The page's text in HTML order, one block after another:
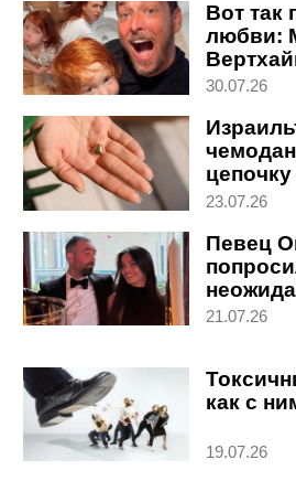
Вот так
любви:
30.07.26
привело
23.07.26
Певец
на
21.07.26
как с
19.07.26